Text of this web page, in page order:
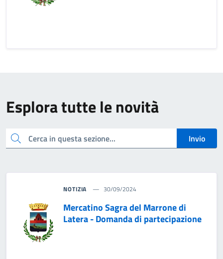
Esplora tutte le novità
cerca Invio
NOTIZIA 30/09/2024
Mercatino Sagra del Marrone di
Latera - Domanda di partecipazione